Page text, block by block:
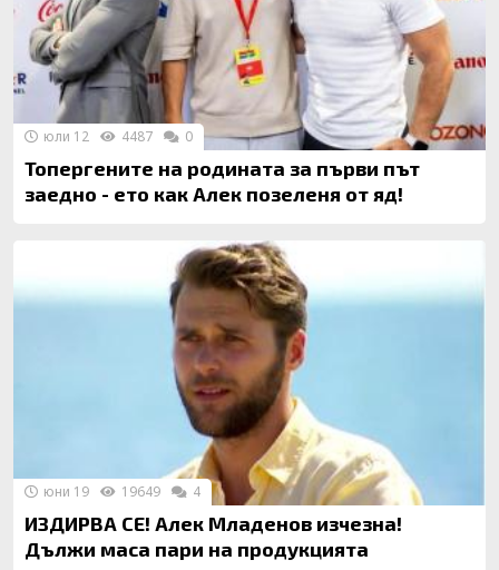
Топергените на родината за първи път
заедно - ето как Алек позеленя от яд!
юли 12 4487 0
ИЗДИРВА СЕ! Алек Младенов изчезна!
Дължи маса пари на продукцията
юни 19 19649 4